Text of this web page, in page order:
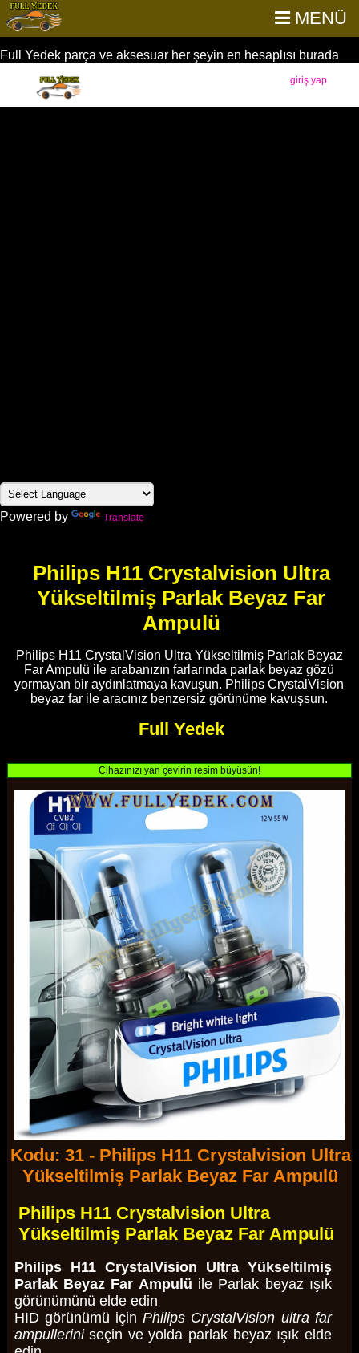
MENÜ
Full Yedek parça ve aksesuar her şeyin en hesaplısı burada
giriş yap
Powered by Translate
Philips H11 Crystalvision Ultra
Yükseltilmiş Parlak Beyaz Far
Ampulü
Philips H11 CrystalVision Ultra Yükseltilmiş Parlak Beyaz
Far Ampulü ile arabanızın farlarında parlak beyaz gözü
yormayan bir aydınlatmaya kavuşun. Philips CrystalVision
beyaz far ile aracınız benzersiz görünüme kavuşsun.
Full Yedek
Cihazınızı yan çevirin resim büyüsün!
Kodu: 31 - Philips H11 Crystalvision Ultra
Yükseltilmiş Parlak Beyaz Far Ampulü
Philips H11 Crystalvision Ultra
Yükseltilmiş Parlak Beyaz Far Ampulü
Philips H11 CrystalVision Ultra Yükseltilmiş
Parlak Beyaz Far Ampulü ile Parlak beyaz ışık
görünümünü elde edin
HID görünümü içinPhilips CrystalVision ultra far
ampulleriniseçin ve yolda parlak beyaz ışık elde